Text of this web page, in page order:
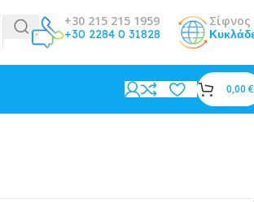
+30 215 215 1959
+30 2284 0 31828
Σίφνος
0,00 €